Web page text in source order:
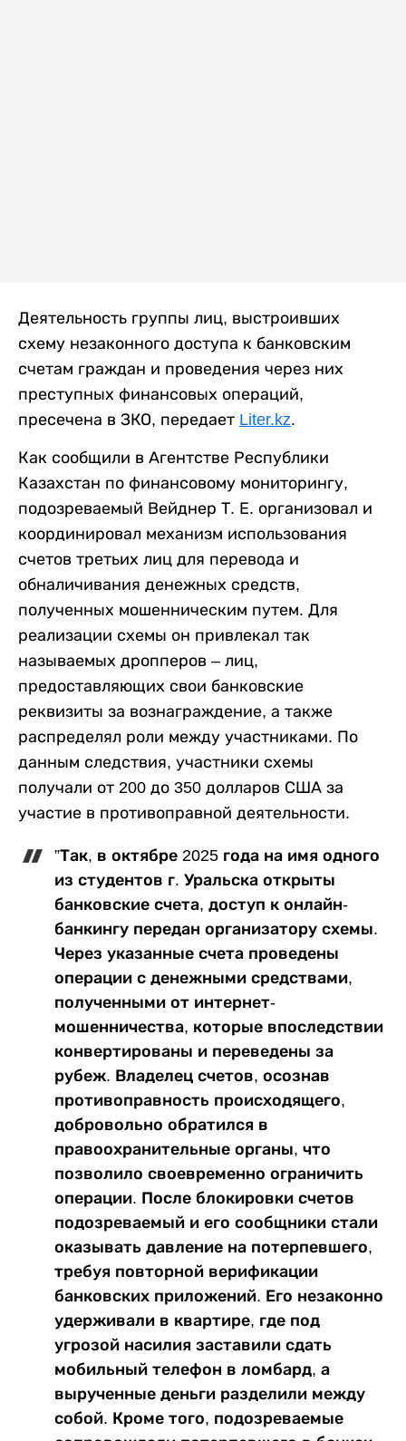
Деятельность группы лиц, выстроивших
схему незаконного доступа к банковским
счетам граждан и проведения через них
преступных финансовых операций,
пресечена в ЗКО, передает Liter.kz.
Как сообщили в Агентстве Республики
Казахстан по финансовому мониторингу,
подозреваемый Вейднер Т. Е. организовал и
координировал механизм использования
счетов третьих лиц для перевода и
обналичивания денежных средств,
полученных мошенническим путем. Для
реализации схемы он привлекал так
называемых дропперов – лиц,
предоставляющих свои банковские
реквизиты за вознаграждение, а также
распределял роли между участниками. По
данным следствия, участники схемы
получали от 200 до 350 долларов США за
участие в противоправной деятельности.
”Так, в октябре 2025 года на имя одного
из студентов г. Уральска открыты
банковские счета, доступ к онлайн-
банкингу передан организатору схемы.
Через указанные счета проведены
операции с денежными средствами,
полученными от интернет-
мошенничества, которые впоследствии
конвертированы и переведены за
рубеж. Владелец счетов, осознав
противоправность происходящего,
добровольно обратился в
правоохранительные органы, что
позволило своевременно ограничить
операции. После блокировки счетов
подозреваемый и его сообщники стали
оказывать давление на потерпевшего,
требуя повторной верификации
банковских приложений. Его незаконно
удерживали в квартире, где под
угрозой насилия заставили сдать
мобильный телефон в ломбард, а
вырученные деньги разделили между
собой. Кроме того, подозреваемые